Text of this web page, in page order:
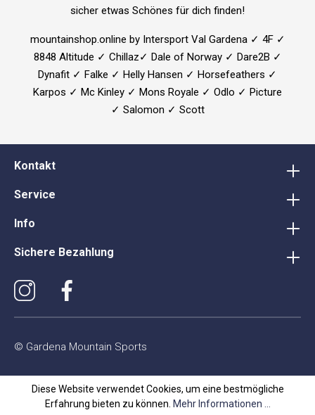
sicher etwas Schönes für dich finden!
mountainshop.online by Intersport Val Gardena ✓ 4F ✓
8848 Altitude ✓ Chillaz✓ Dale of Norway ✓ Dare2B ✓
Dynafit ✓ Falke ✓ Helly Hansen ✓ Horsefeathers ✓
Karpos ✓ Mc Kinley ✓ Mons Royale ✓ Odlo ✓ Picture
✓ Salomon ✓ Scott
Kontakt
Service
Info
Sichere Bezahlung
© Gardena Mountain Sports
Diese Website verwendet Cookies, um eine bestmögliche
Erfahrung bieten zu können. Mehr Informationen ...